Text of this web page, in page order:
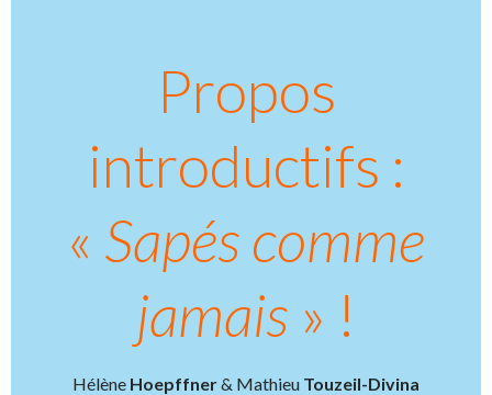
Propos
introductifs :
« Sapés comme
jamais » !
Hélène Hoepffner& Mathieu Touzeil-Divina